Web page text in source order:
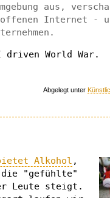
aus,
offenen Internet -
World War.
Abgelegt unter
Alkohol ,
die "gefühlte"
Leute steigt.